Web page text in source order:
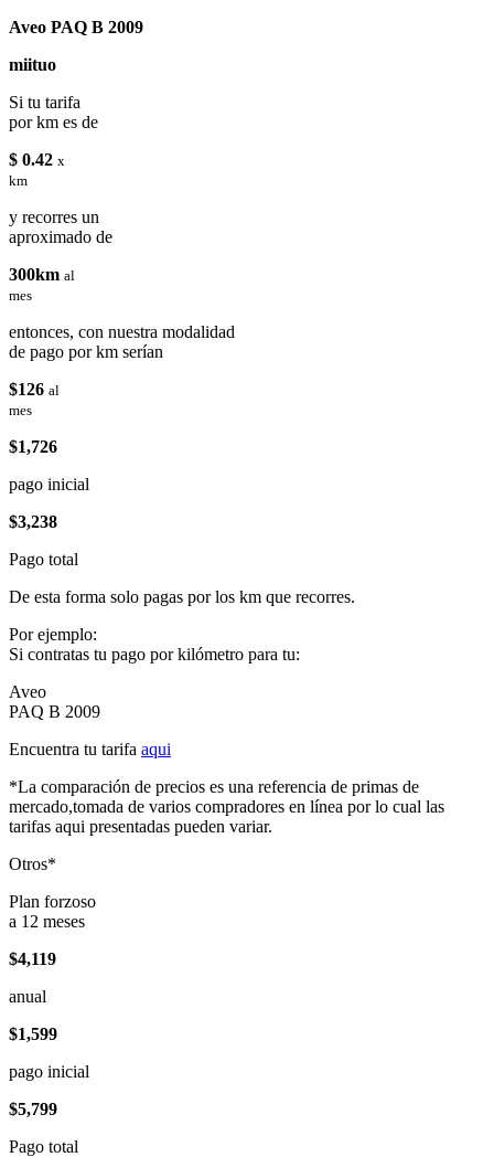
Aveo PAQ B 2009
miituo
Si tu tarifa
por km es de
$ 0.42 x
km
y recorres un
aproximado de
300km al
mes
entonces, con nuestra modalidad
de pago por km serían
$126 al
mes
$1,726
pago inicial
$3,238
Pago total
De esta forma solo pagas por los km que recorres.
Por ejemplo:
Si contratas tu pago por kilómetro para tu:
Aveo
PAQ B 2009
Encuentra tu tarifa aqui
*La comparación de precios es una referencia de primas de
mercado,tomada de varios compradores en línea por lo cual las
tarifas aqui presentadas pueden variar.
Otros*
Plan forzoso
a 12 meses
$4,119
anual
$1,599
pago inicial
$5,799
Pago total